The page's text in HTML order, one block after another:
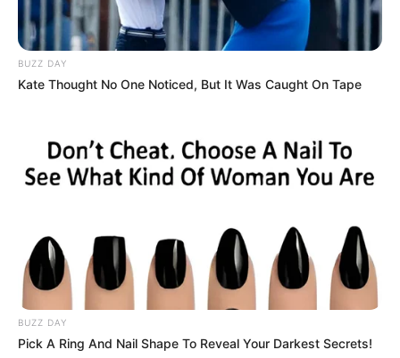
7. Bosan dengan lilin putih? Buat lilin dari bohlam
aja. Selain unik juga bermanfaat
BUZZ DAY
Kate Thought No One Noticed, But It Was Caught On Tape
BUZZ DAY
Pick A Ring And Nail Shape To Reveal Your Darkest Secrets!